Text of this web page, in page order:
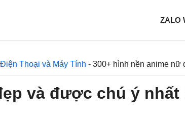
ZALO
Thoại và Máy Tính - 300+ hình nền anime nữ
và được chú ý nhất